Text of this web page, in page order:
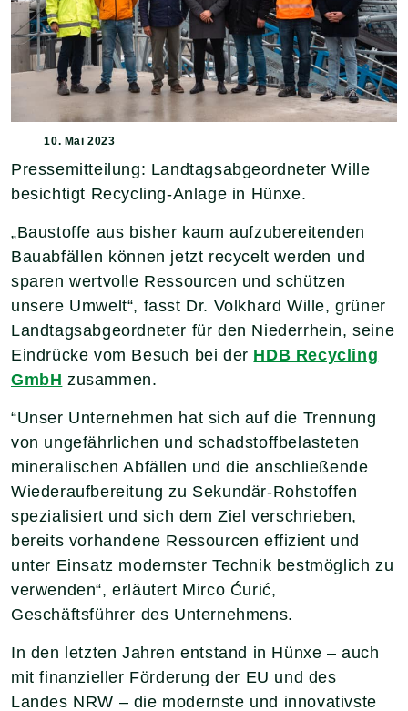
10. Mai 2023
Pressemitteilung: Landtagsabgeordneter Wille
besichtigt Recycling-Anlage in Hünxe.
„Baustoffe aus bisher kaum aufzubereitenden
Bauabfällen können jetzt recycelt werden und
sparen wertvolle Ressourcen und schützen
unsere Umwelt“, fasst Dr. Volkhard Wille, grüner
Landtagsabgeordneter für den Niederrhein, seine
Eindrücke vom Besuch bei der HDB Recycling
GmbH zusammen.
“Unser Unternehmen hat sich auf die Trennung
von ungefährlichen und schadstoffbelasteten
mineralischen Abfällen und die anschließende
Wiederaufbereitung zu Sekundär-Rohstoffen
spezialisiert und sich dem Ziel verschrieben,
bereits vorhandene Ressourcen effizient und
unter Einsatz modernster Technik bestmöglich zu
verwenden“, erläutert Mirco Ćurić,
Geschäftsführer des Unternehmens.
In den letzten Jahren entstand in Hünxe – auch
mit finanzieller Förderung der EU und des
Landes NRW – die modernste und innovativste